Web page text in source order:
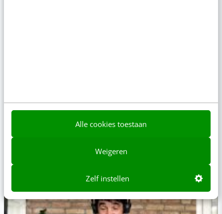
Alle cookies toestaan
Weigeren
Zelf instellen
Facebook & Instagram (Meta)
advertising (plus)
Maak advertenties die jouw doelgroep doet stoppen met
scrollen